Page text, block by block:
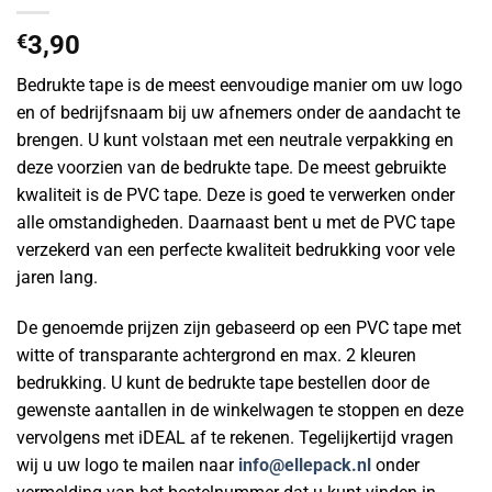
€3,90
Bedrukte tape is de meest eenvoudige manier om uw logo
en of bedrijfsnaam bij uw afnemers onder de aandacht te
brengen. U kunt volstaan met een neutrale verpakking en
deze voorzien van de bedrukte tape. De meest gebruikte
kwaliteit is de PVC tape. Deze is goed te verwerken onder
alle omstandigheden. Daarnaast bent u met de PVC tape
verzekerd van een perfecte kwaliteit bedrukking voor vele
jaren lang.
De genoemde prijzen zijn gebaseerd op een PVC tape met
witte of transparante achtergrond en max. 2 kleuren
bedrukking. U kunt de bedrukte tape bestellen door de
gewenste aantallen in de winkelwagen te stoppen en deze
vervolgens met iDEAL af te rekenen. Tegelijkertijd vragen
wij u uw logo te mailen naar info@ellepack.nl onder